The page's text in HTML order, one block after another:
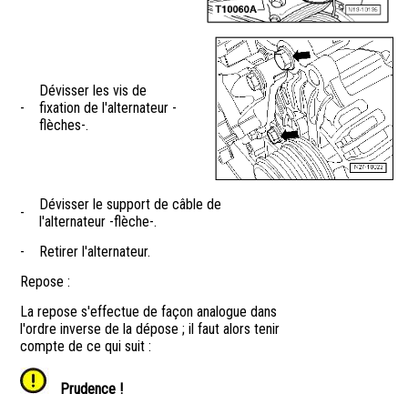
-
Dévisser les vis de
fixation de l'alternateur -
flèches-.
-
Dévisser le support de câble de
l'alternateur -flèche-.
-
Retirer l'alternateur.
Repose :
La repose s'effectue de façon analogue dans
l'ordre inverse de la dépose ; il faut alors tenir
compte de ce qui suit :
Prudence !